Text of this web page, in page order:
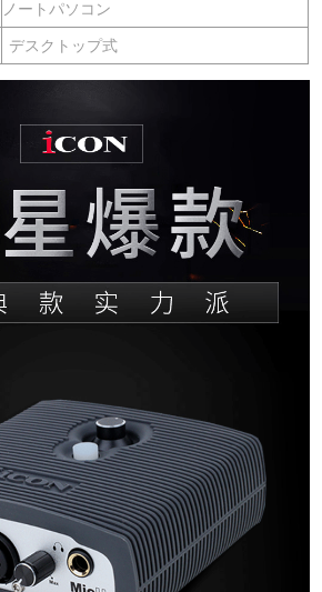
ノートパソコン
デスクトップ式